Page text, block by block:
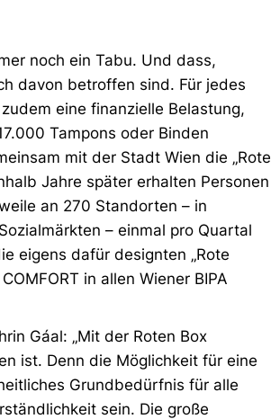
noch ein Tabu. Und dass,
davon betroffen sind. Für jedes
eine finanzielle Belastung,
Tampons oder Binden
mit der Stadt Wien die „Rote
Jahre später erhalten Personen
an 270 Standorten – in
– einmal pro Quartal
eigens dafür designten „Rote
in allen Wiener BIPA
Gáal: „Mit der Roten Box
ist. Denn die Möglichkeit für eine
Grundbedürfnis für alle
sein. Die große